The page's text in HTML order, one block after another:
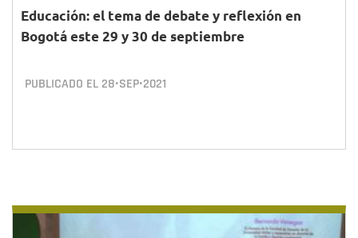
Educación: el tema de debate y reflexión en
Bogotá este 29 y 30 de septiembre
PUBLICADO EL 28•SEP•2021